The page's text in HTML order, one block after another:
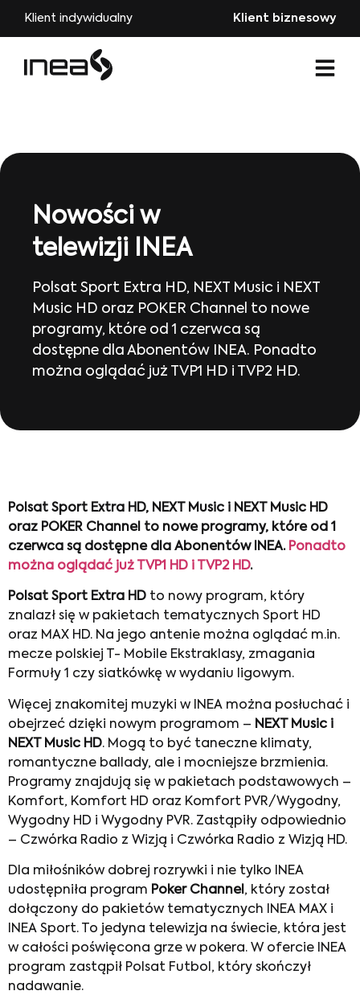
Klient indywidualny Klient biznesowy
Nowości w
telewizji INEA
Polsat Sport Extra HD, NEXT Music i NEXT
Music HD oraz POKER Channel to nowe
programy, które od 1 czerwca są
dostępne dla Abonentów INEA. Ponadto
można oglądać już TVP1 HD i TVP2 HD.
Polsat Sport Extra HD, NEXT Music i NEXT Music HD
oraz POKER Channel to nowe programy, które od 1
czerwca są dostępne dla Abonentów INEA. Ponadto
można oglądać już TVP1 HD i TVP2 HD.
Polsat Sport Extra HD to nowy program, który
znalazł się w pakietach tematycznych Sport HD
oraz MAX HD. Na jego antenie można oglądać m.in.
mecze polskiej T- Mobile Ekstraklasy, zmagania
Formuły 1 czy siatkówkę w wydaniu ligowym.
Więcej znakomitej muzyki w INEA można posłuchać i
obejrzeć dzięki nowym programom – NEXT Music i
NEXT Music HD. Mogą to być taneczne klimaty,
romantyczne ballady, ale i mocniejsze brzmienia.
Programy znajdują się w pakietach podstawowych –
Komfort, Komfort HD oraz Komfort PVR/Wygodny,
Wygodny HD i Wygodny PVR. Zastąpiły odpowiednio
– Czwórka Radio z Wizją i Czwórka Radio z Wizją HD.
Dla miłośników dobrej rozrywki i nie tylko INEA
udostępniła program Poker Channel , który został
dołączony do pakietów tematycznych INEA MAX i
INEA Sport. To jedyna telewizja na świecie, która jest
w całości poświęcona grze w pokera. W ofercie INEA
program zastąpił Polsat Futbol, który skończył
nadawanie.